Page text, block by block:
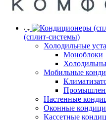
(сплит-системы)
Холодильные
Моноблоки
Мобильные
Настенные
Оконные
Кассетные